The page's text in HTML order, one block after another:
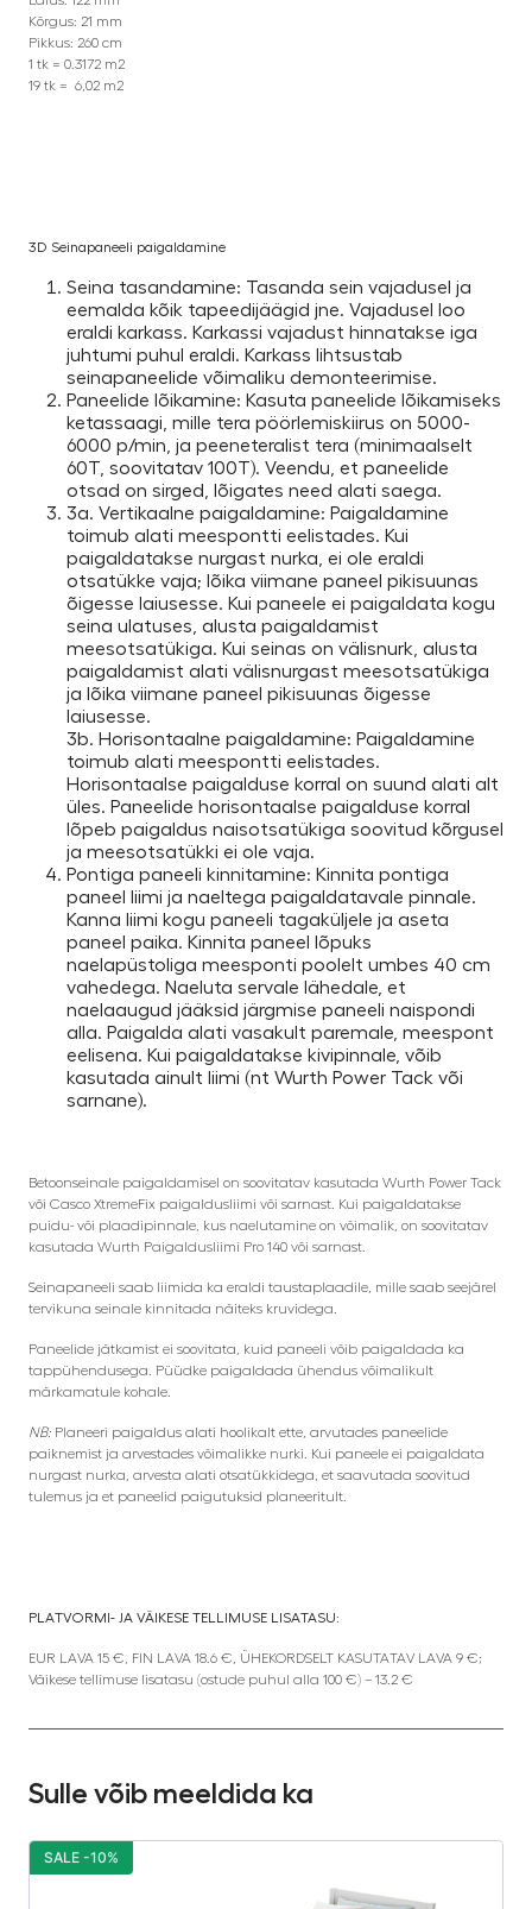
Kõrgus: 21 mm
Pikkus: 260 cm
1 tk = 0.3172 m2
19 tk = 6,02 m2
3D Seinapaneeli paigaldamine
Seina tasandamine: Tasanda sein vajadusel ja
eemalda kõik tapeedijäägid jne. Vajadusel loo
eraldi karkass. Karkassi vajadust hinnatakse iga
juhtumi puhul eraldi. Karkass lihtsustab
seinapaneelide võimaliku demonteerimise.
Paneelide lõikamine: Kasuta paneelide lõikamiseks
ketassaagi, mille tera pöörlemiskiirus on 5000-
6000 p/min, ja peeneteralist tera (minimaalselt
60T, soovitatav 100T). Veendu, et paneelide
otsad on sirged, lõigates need alati saega.
3a. Vertikaalne paigaldamine: Paigaldamine
toimub alati meespontti eelistades. Kui
paigaldatakse nurgast nurka, ei ole eraldi
otsatükke vaja; lõika viimane paneel pikisuunas
õigesse laiusesse. Kui paneele ei paigaldata kogu
seina ulatuses, alusta paigaldamist
meesotsatükiga. Kui seinas on välisnurk, alusta
paigaldamist alati välisnurgast meesotsatükiga
ja lõika viimane paneel pikisuunas õigesse
laiusesse.
3b. Horisontaalne paigaldamine: Paigaldamine
toimub alati meespontti eelistades.
Horisontaalse paigalduse korral on suund alati alt
üles. Paneelide horisontaalse paigalduse korral
lõpeb paigaldus naisotsatükiga soovitud kõrgusel
ja meesotsatükki ei ole vaja.
Pontiga paneeli kinnitamine: Kinnita pontiga
paneel liimi ja naeltega paigaldatavale pinnale.
Kanna liimi kogu paneeli tagaküljele ja aseta
paneel paika. Kinnita paneel lõpuks
naelapüstoliga meesponti poolelt umbes 40 cm
vahedega. Naeluta servale lähedale, et
naelaaugud jääksid järgmise paneeli naispondi
alla. Paigalda alati vasakult paremale, meespont
eelisena. Kui paigaldatakse kivipinnale, võib
kasutada ainult liimi (nt Wurth Power Tack või
sarnane).
Betoonseinale paigaldamisel on soovitatav kasutada Wurth Power Tack
või Casco XtremeFix paigaldusliimi või sarnast. Kui paigaldatakse
puidu- või plaadipinnale, kus naelutamine on võimalik, on soovitatav
kasutada Wurth Paigaldusliimi Pro 140 või sarnast.
Seinapaneeli saab liimida ka eraldi taustaplaadile, mille saab seejärel
tervikuna seinale kinnitada näiteks kruvidega.
Paneelide jätkamist ei soovitata, kuid paneeli võib paigaldada ka
tappühendusega. Püüdke paigaldada ühendus võimalikult
märkamatule kohale.
NB: Planeeri paigaldus alati hoolikalt ette, arvutades paneelide
paiknemist ja arvestades võimalikke nurki. Kui paneele ei paigaldata
nurgast nurka, arvesta alati otsatükkidega, et saavutada soovitud
tulemus ja et paneelid paigutuksid planeeritult.
PLATVORMI- JA VÄIKESE TELLIMUSE LISATASU:
EUR LAVA 15 €, FIN LAVA 18.6 €, ÜHEKORDSELT KASUTATAV LAVA 9 €;
Väikese tellimuse lisatasu (ostude puhul alla 100 €) – 13.2 €
Sulle võib meeldida ka
SALE -10%